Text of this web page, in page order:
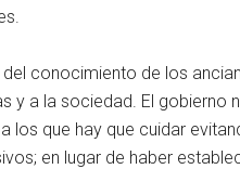
conocimiento de los
y a la sociedad. El gobierno
los que hay que cuidar
en lugar de haber